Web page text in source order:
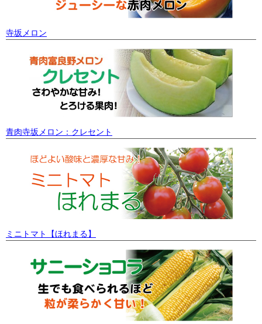
寺坂メロン
青肉寺坂メロン：クレセント
ミニトマト【ほれまる】